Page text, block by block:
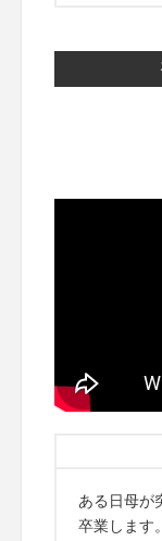
ある日母が
卒業します